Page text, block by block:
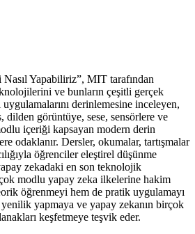
Yapabiliriz”, MIT tarafından
ve bunların çeşitli gerçek
derinlemesine inceleyen,
dilden görüntüye, sese, sensörlere ve
içeriği kapsayan modern derin
odaklanır. Dersler, okumalar, tartışmalar
öğrenciler eleştirel düşünme
zekadaki en son teknolojik
modlu yapay zeka ilkelerine hakim
öğrenmeyi hem de pratik uygulamayı
yapmaya ve yapay zekanın birçok
keşfetmeye teşvik eder.